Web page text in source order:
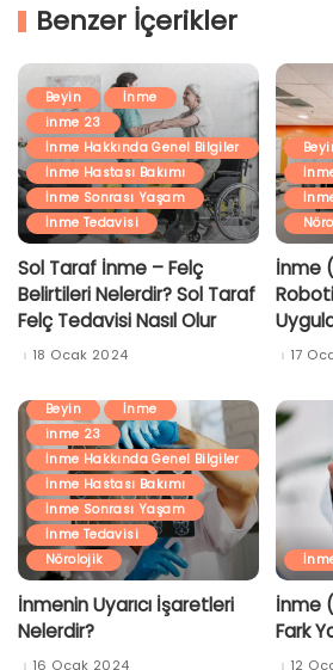
Benzer İçerikler
Beyin
İnme
inme 23
İnme Hakkında Genel Bilgiler
İnme Hastası Bakımı
İnme Sonrası Yaşam
İnme Tedavisi
Sol Taraf İnme – Felç
Belirtileri Nelerdir? Sol Taraf
Felç Tedavisi Nasıl Olur
18 Ocak 2024
İnme
17
Beyin
İnme
inme 23
İnme Hakkında Genel Bilgiler
İnme Hastası Bakımı
İnme Sonrası Yaşam
İnme Tedavisi
Nörolojik
İnmenin Uyarıcı İşaretleri
Nelerdir?
16 Ocak 2024
İnme
Fark
12